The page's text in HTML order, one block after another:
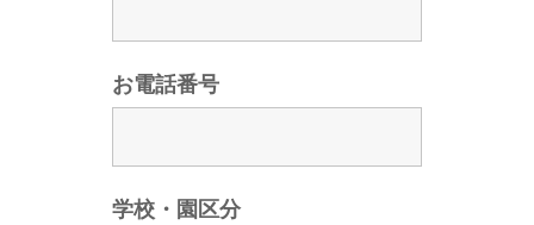
お電話番号
学校・園区分